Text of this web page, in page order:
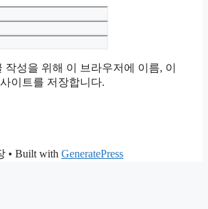
작성을 위해 이 브라우저에 이름, 이
이트를 저장합니다.
• Built with GeneratePress